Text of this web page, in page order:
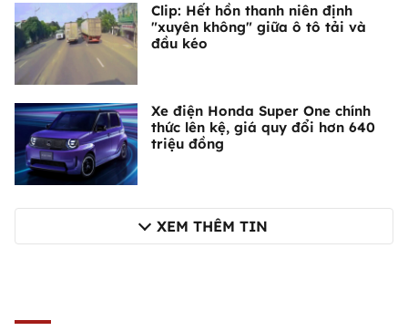
Clip: Hết hồn thanh niên định
"xuyên không" giữa ô tô tải và
đầu kéo
Xe điện Honda Super One chính
thức lên kệ, giá quy đổi hơn 640
triệu đồng
XEM THÊM TIN